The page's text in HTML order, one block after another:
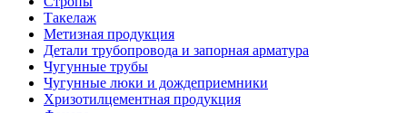
Такелаж
Метизная продукция
Детали трубопровода и запорная арматура
Чугунные трубы
Чугунные люки и дождеприемники
Хризотилцементная продукция